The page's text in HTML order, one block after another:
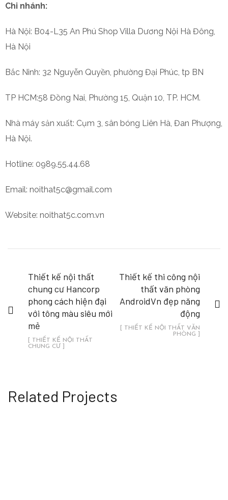
Chi nhánh:
Hà Nội: B04-L35 An Phú Shop Villa Dương Nội Hà Đông,
Hà Nội
Bắc Ninh: 32 Nguyễn Quyền, phường Đại Phúc, tp BN
TP HCM:58 Đồng Nai, Phường 15, Quận 10, TP. HCM.
Nhà máy sản xuất: Cụm 3, sân bóng Liên Hà, Đan Phượng,
Hà Nội.
Hotline: 0989.55.44.68
Email: noithat5c@gmail.com
Website: noithat5c.com.vn
Thiết kế nội thất
chung cư Hancorp
phong cách hiện đại
với tông màu siêu mới
mẻ
[ THIẾT KẾ NỘI THẤT
CHUNG CƯ ]
Thiết kế thi công nội
thất văn phòng
AndroidVn đẹp năng
động
[ THIẾT KẾ NỘI THẤT VĂN
PHÒNG ]
Related Projects